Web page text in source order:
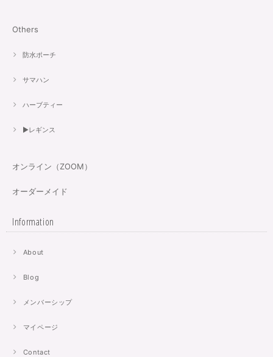
Others
防水ポーチ
サマハン
ハーブティー
▶︎レギンス
オンライン（ZOOM）
オーダーメイド
Information
About
Blog
メンバーシップ
マイページ
Contact